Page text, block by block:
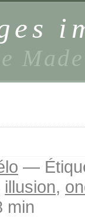
—
illusion,
min